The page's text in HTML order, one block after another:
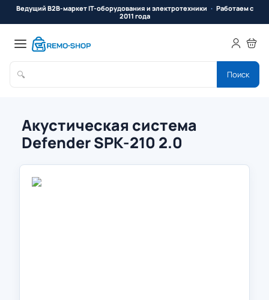
Ведущий B2B-маркет IT-оборудования и электротехники
Работаем с
2011 года
🔍 Поиск
Акустическая система
Defender SPK-210 2.0